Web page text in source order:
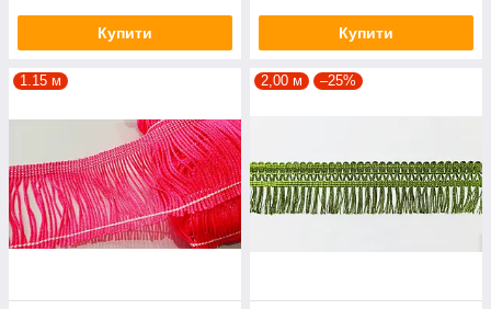
Купити Купити
1.15 м 2,00 м –25%